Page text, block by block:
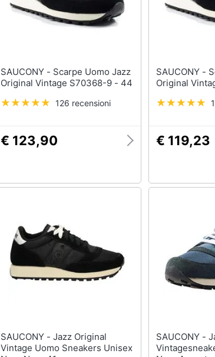
SAUCONY - Scarpe Uomo Jazz
Original Vintage S70368-9 - 44
126 recensioni
€ 123,90
SAUCONY - Scarpe Uomo Jazz
Original
€ 119,23
SAUCONY - Jazz Original
Vintage Uomo Sneakers Unisex
SAUCONY - Jazz Originale